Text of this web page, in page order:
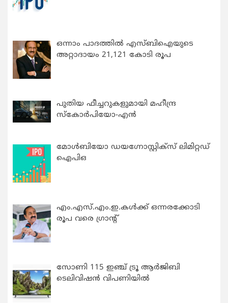
ഒന്നാം പാദത്തിൽ എസ്ബിഐയുടെ
അറ്റാദായം 21,121 കോടി രൂപ
പുതിയ ഫീച്ചറുകളുമായി മഹീന്ദ്ര
സ്കോർപിയോ-എൻ
മോൾബിയോ ഡയഗ്നോസ്റ്റിക്സ് ലിമിറ്റഡ്
ഐപിഒ
എം.എസ്.എം.ഇ.കൾക്ക് ഒന്നരക്കോടി
രൂപ വരെ ഗ്രാന്റ്
സോണി 115 ഇഞ്ച് ട്രൂ ആർജിബി
ടെലിവിഷൻ വിപണിയിൽ